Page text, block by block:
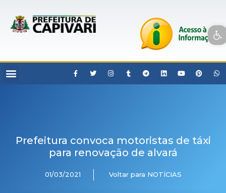
Open toolbar
Prefeitura convoca motoristas de táxi
para renovação de alvará
01/03/2021 Voltar para NOTÍCIAS